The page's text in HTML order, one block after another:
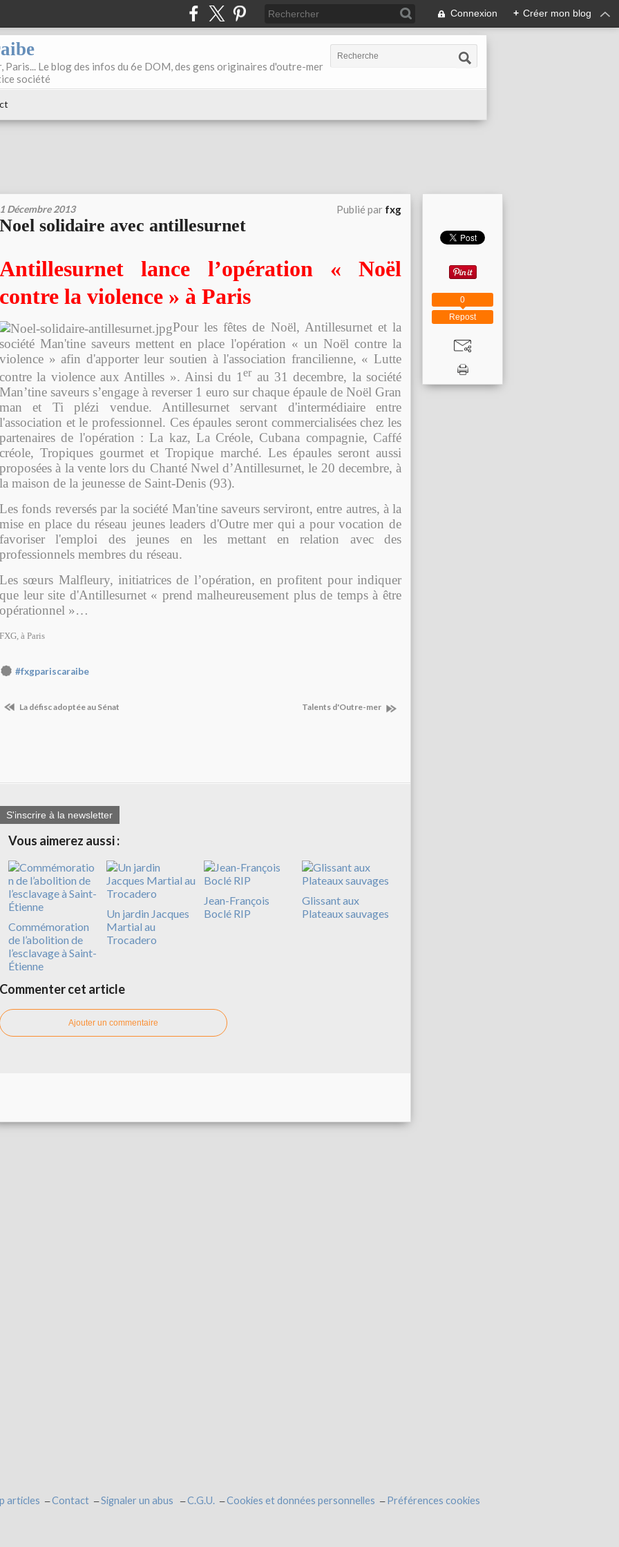
Connexion + Créer mon blog
Paris... Le blog des infos du 6e DOM, des gens originaires d'outre-mer
société
1 Décembre 2013 Publié par fxg
Noel solidaire avec antillesurnet
Antillesurnet lance l’opération « Noël
contre la violence » à Paris
Pour les fêtes de Noël, Antillesurnet et la
société Man'tine saveurs mettent en place l'opération « un Noël contre la
violence » afin d'apporter leur soutien à l'association francilienne, « Lutte
contre la violence aux Antilles ». Ainsi du 1er au 31 decembre, la société
Man’tine saveurs s’engage à reverser 1 euro sur chaque épaule de Noël Gran
man et Ti plézi vendue. Antillesurnet servant d'intermédiaire entre
l'association et le professionnel. Ces épaules seront commercialisées chez les
partenaires de l'opération : La kaz, La Créole, Cubana compagnie, Caffé
créole, Tropiques gourmet et Tropique marché. Les épaules seront aussi
proposées à la vente lors du Chanté Nwel d’Antillesurnet, le 20 decembre, à
la maison de la jeunesse de Saint-Denis (93).
Les fonds reversés par la société Man'tine saveurs serviront, entre autres, à la
mise en place du réseau jeunes leaders d'Outre mer qui a pour vocation de
favoriser l'emploi des jeunes en les mettant en relation avec des
professionnels membres du réseau.
Les sœurs Malfleury, initiatrices de l’opération, en profitent pour indiquer
que leur site d'Antillesurnet « prend malheureusement plus de temps à être
opérationnel »…
FXG, à Paris
#fxgpariscaraibe
La défisc adoptée au Sénat Talents d'Outre-mer
S'inscrire à la newsletter
Vous aimerez aussi :
Commémoration
de l’abolition de
l’esclavage à Saint-
Étienne
Un jardin Jacques
Martial au
Trocadero
Jean-François
Boclé RIP
Glissant aux
Plateaux sauvages
Commenter cet article
Ajouter un commentaire
Repost
0
articles Contact Signaler un abus C.G.U. Cookies et données personnelles Préférences cookies